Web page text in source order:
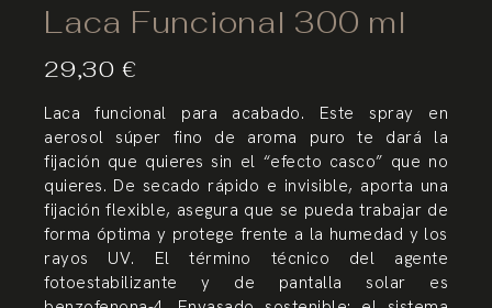
Laca Funcional 300 ml
29,30 €
Laca funcional para acabado. Este spray en
aerosol súper fino de aroma puro te dará la
fijación que quieres sin el “efecto casco” que no
quieres. De secado rápido e invisible, aporta una
fijación flexible, asegura que se pueda trabajar de
forma óptima y protege frente a la humedad y los
rayos UV. El término técnico del agente
fotoestabilizante y de pantalla solar es